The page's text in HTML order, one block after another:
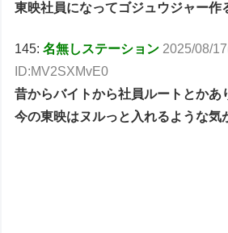
東映社員になってゴジュウジャー作
145:名無しステーション 2025/08/
ID:MV2SXMvE0
昔からバイトから社員ルートとかあ
今の東映はヌルっと入れるような気